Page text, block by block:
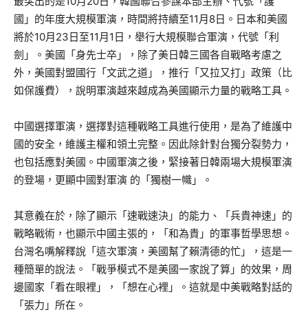
國」的年度大規模軍演，時間將持續至11月8日。日本和美國
將於10月23日至11月1日，舉行大規模聯合軍演，代號「利
劍」。美國「身先士卒」，除了美日韓三國各自戰略考慮之
外，美國對盟國行「文武之道」，推行「又拉又打」政策（比
如保護費），說明軍演越來越成為美國顯示力量的戰略工具。
中國選擇軍演，選擇對這種戰略工具進行使用，是為了維護中
國的安全，維護主權和領土完整。因此除針對台獨分裂勢力，
也包括應對美國。中國軍演之後，緊接著日韓兩場大規模軍演
的登場，更顯中國對軍演 的「獨樹一幟」。
其意義在於，除了顯示「速戰速決」的能力、「兵貴神速」的
戰略戰術，也顯示中國主張的，「和為貴」的軍事哲學思想。
台灣名嘴解釋說「這次軍演，美國幫了賴清德的忙」，這是一
種簡單的說法。「戰爭模式不是美國一家說了算」的效果，周
邊國家「看在眼裡」，「想在心裡」。這就是中美戰略對話的
「張力」所在。